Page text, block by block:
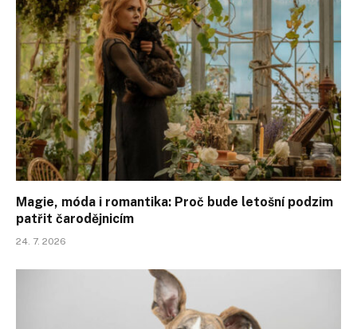
Magie, móda i romantika: Proč bude letošní podzim
patřit čarodějnicím
24. 7. 2026